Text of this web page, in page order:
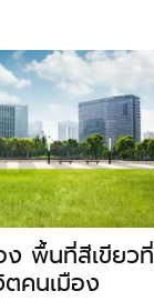
ง พื้นที่สีเขียวที่
คนเมือง